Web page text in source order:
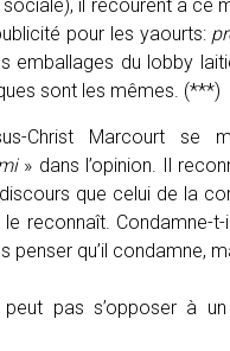
il recourent à ce
pour les yaourts:
emballages du lobby
sont les mêmes. (***)
Christ Marcourt se
» dans l’opinion. Il
que celui de la
le reconnaît. Condamne-t-
penser qu’il condamne,
pas s’opposer à